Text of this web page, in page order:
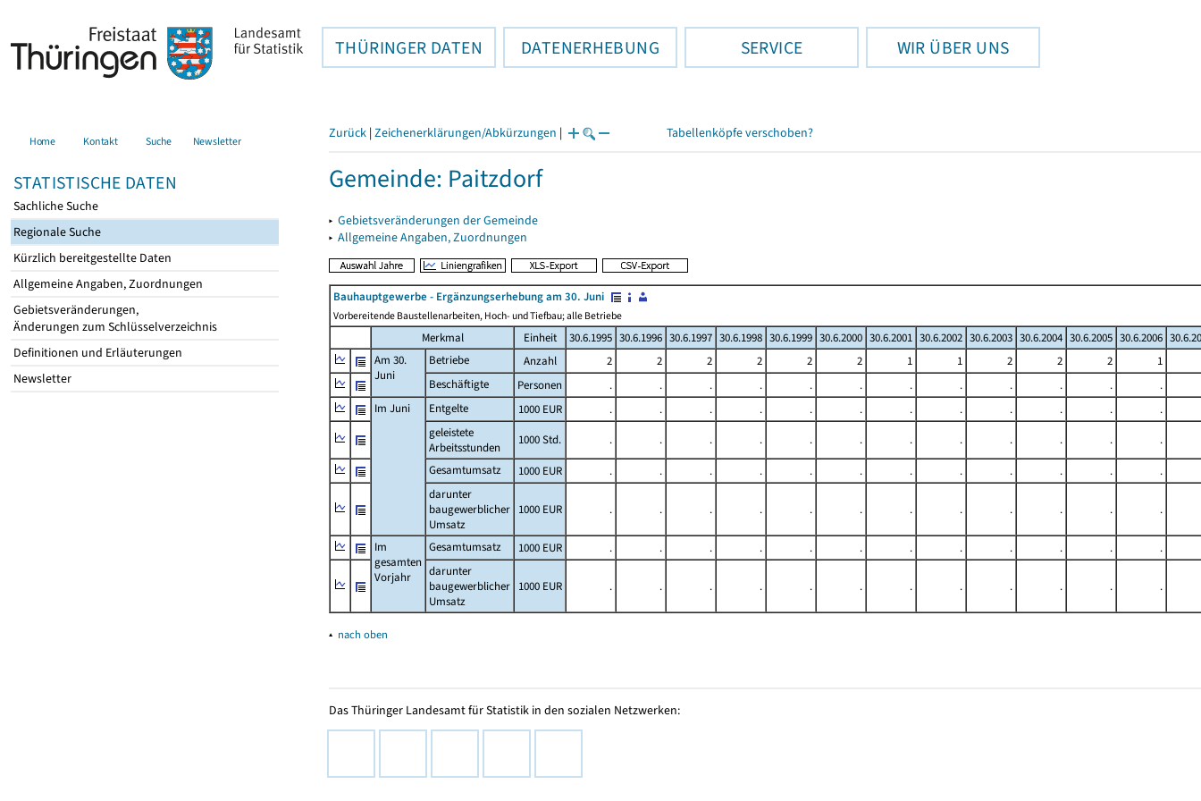
THÜRINGER DATEN DATENERHEBUNG SERVICE WIR ÜBER UNS
Home Kontakt Suche Newsletter
STATISTISCHE DATEN
Sachliche Suche
Regionale Suche
Kürzlich bereitgestellte Daten
Allgemeine Angaben, Zuordnungen
Gebietsveränderungen,
Änderungen zum Schlüsselverzeichnis
Definitionen und Erläuterungen
Newsletter
Zurück | Zeichenerklärungen/Abkürzungen | Tabellenköpfe verschoben?
Gemeinde: Paitzdorf
▸ Gebietsveränderungen der Gemeinde
▸ Allgemeine Angaben, Zuordnungen
Bauhauptgewerbe - Ergänzungserhebung am 30. Juni
Vorbereitende Baustellenarbeiten, Hoch- und Tiefbau; alle Betriebe
Merkmal Einheit 30.6.1995 30.6.1996 30.6.1997 30.6.1998 30.6.1999 30.6.2000 30.6.2001 30.6.2002 30.6.2003 30.6.2004 30.6.2005 30.6.2006
Am 30.
Juni
Betriebe Anzahl 2 2 2 2 2 2 1 1 2 2 2
1
Beschäftigte
Personen . . . . . . . . . . .
.
Im Juni
Entgelte 1000 EUR . . . . . . . . . . .
.
geleistete
Arbeitsstunden
1000 Std. . . . . . . . . . . .
.
Gesamtumsatz
1000 EUR . . . . . . . . . . .
.
darunter
baugewerblicher
Umsatz
1000 EUR . . . . . . . . . . . .
Im
gesamten
Vorjahr
Gesamtumsatz 1000 EUR . . . . . . . . . . .
.
darunter
baugewerblicher
Umsatz
1000 EUR . . . . . . . . . . . .
▴ nach oben
Das Thüringer Landesamt für Statistik in den sozialen Netzwerken: